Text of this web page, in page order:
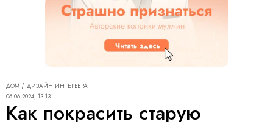
ДОМ
ДИЗАЙН ИНТЕРЬЕРА
06.06.2024, 13:13
Как покрасить старую